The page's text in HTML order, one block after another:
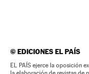
©EDICIONES EL PAÍS
EL PAÍS ejerce la oposición